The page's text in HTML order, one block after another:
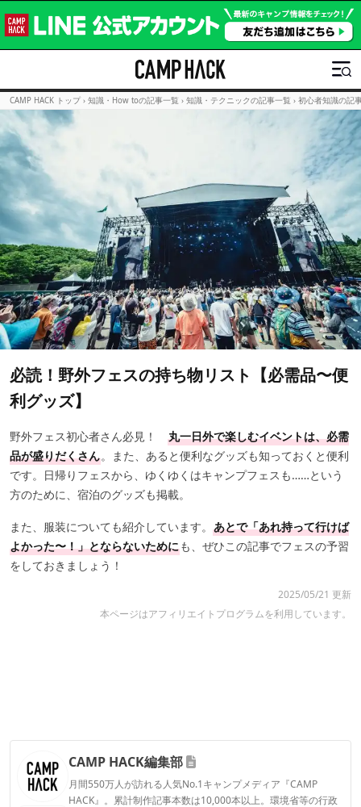
CAMP HACK トップ › 知識・How toの記事一覧 › 知識・テクニックの記事一覧 › 初心者知識の記
必読！野外フェスの持ち物リスト【必需品〜便
利グッズ】
野外フェス初心者さん必見！ 丸一日外で楽しむイベントは、必需
品が盛りだくさん。また、あると便利なグッズも知っておくと便利
です。日帰りフェスから、ゆくゆくはキャンプフェスも……という
方のために、宿泊のグッズも掲載。
また、服装についても紹介しています。 あとで「あれ持って行けば
よかった〜！」とならないためにも、ぜひこの記事でフェスの予習
をしておきましょう！
2025/05/21 更新
本ページはアフィリエイトプログラムを利用しています。
CAMP HACK編集部
月間550万人が訪れる人気No.1キャンプメディア『CAMP
HACK』。累計制作記事本数は10,000本以上。環境省等の行政